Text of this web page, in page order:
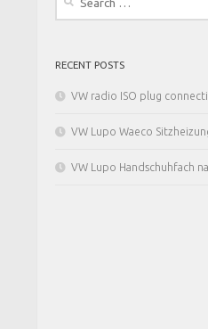
RECENT POSTS
VW radio ISO plug
VW Lupo Waeco
VW Lupo Handschuhfach